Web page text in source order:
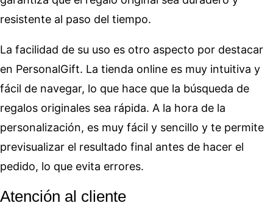
resistente al paso del tiempo.
La facilidad de su uso es otro aspecto por destacar
en PersonalGift. La tienda online es muy intuitiva y
fácil de navegar, lo que hace que la búsqueda de
regalos originales sea rápida. A la hora de la
personalización, es muy fácil y sencillo y te permite
previsualizar el resultado final antes de hacer el
pedido, lo que evita errores.
Atención al cliente